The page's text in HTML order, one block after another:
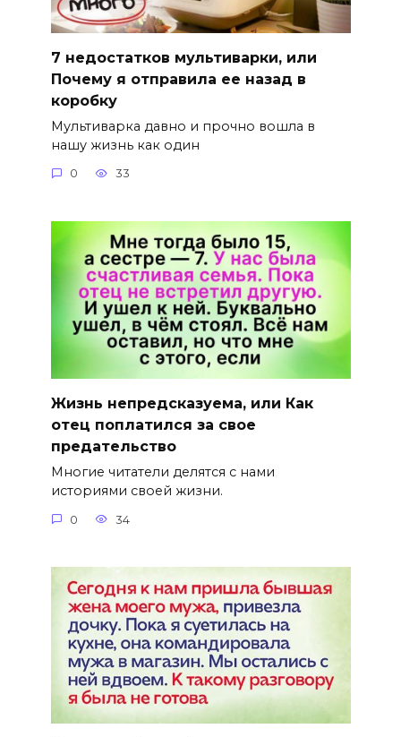
7 недостатков мультиварки, или
Почему я отправила ее назад в
коробку
Мультиварка давно и прочно вошла в
нашу жизнь как один
0 33
Жизнь непредсказуема, или Как
отец поплатился за свое
предательство
Многие читатели делятся с нами
историями своей жизни.
0 34